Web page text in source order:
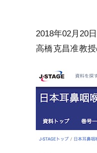
2018年02月20日
高橋克昌准教